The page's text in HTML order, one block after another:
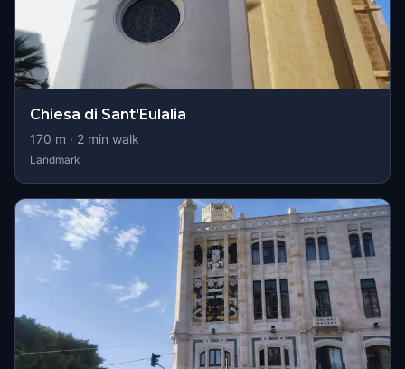
Chiesa di Sant'Eulalia
170 m · 2 min walk
Landmark